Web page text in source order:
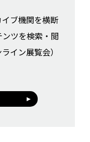
ブ機関を横断
ツを検索・閲
イン展覧会）